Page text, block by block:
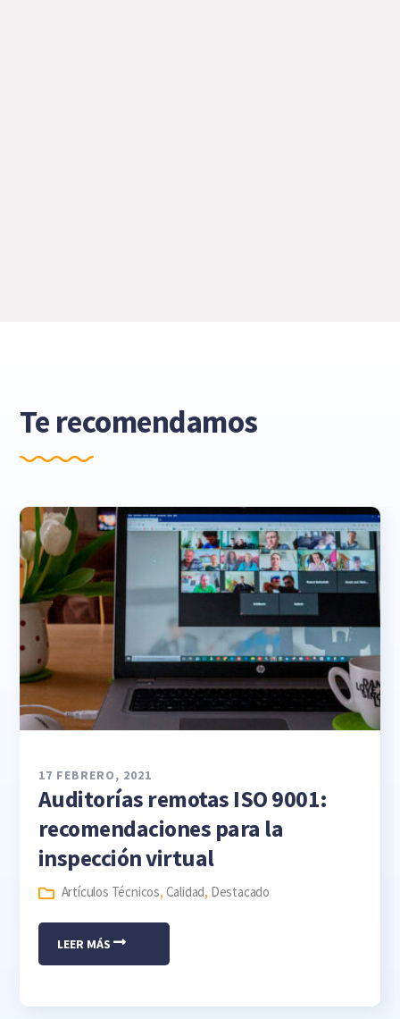
Te recomendamos
17 FEBRERO, 2021
Auditorías remotas ISO 9001:
recomendaciones para la
inspección virtual
Artículos Técnicos, Calidad, Destacado
LEER MÁS